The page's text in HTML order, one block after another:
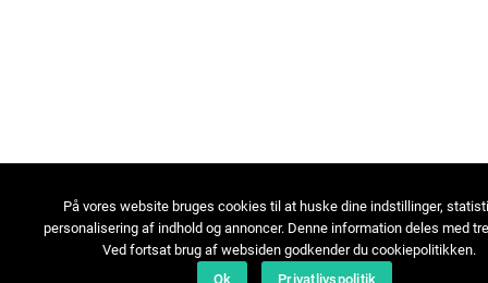
På vores website bruges cookies til at huske dine indstillinger,
personalisering af indhold og annoncer. Denne information deles med
Ved fortsat brug af websiden godkender du cookiepolitikken.
Ok
Privatlivspolitik